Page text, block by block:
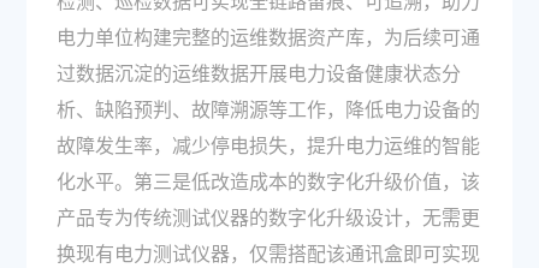
电力单位构建完整的运维数据资产库，为后续可通
过数据沉淀的运维数据开展电力设备健康状态分
析、缺陷预判、故障溯源等工作，降低电力设备的
故障发生率，减少停电损失，提升电力运维的智能
化水平。第三是低改造成本的数字化升级价值，该
产品专为传统测试仪器的数字化升级设计，无需更
换现有电力测试仪器，仅需搭配该通讯盒即可实现